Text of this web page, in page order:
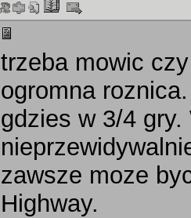
trzeba mowic
ogromna
gdzies w 3/4
zawsze moze
Highway.